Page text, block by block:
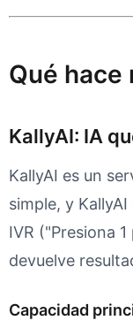
Qué hace
KallyAI: IA
KallyAI es un
simple, y
IVR ("Presiona
devuelve
Capacidad